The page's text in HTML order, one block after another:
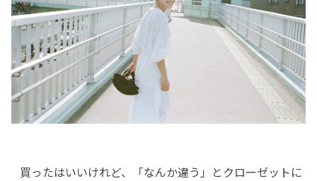
買ったはいいけれど、「なんか違う」とクローゼットに